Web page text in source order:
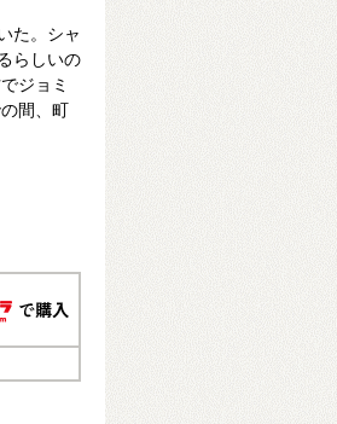
た。シャ
らしいの
ジョミ
間、町